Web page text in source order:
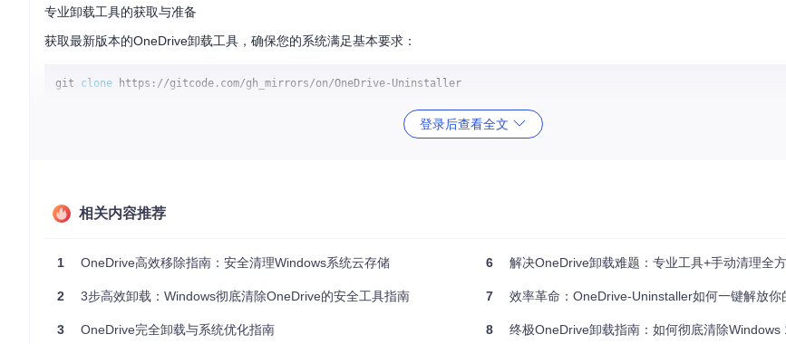
专业卸载工具的获取与准备
获取最新版本的OneDrive卸载工具，确保您的系统满足基本要求：
git clone
下载完成后，在项目文件夹中您将看到多个版本的批处理文件，建议选择最新版本OneDrive Uninstaller v1.4.bat
自动化卸载流程执行
以管理员身份运行
右键点击OneDrive Uninstaller v1.4.bat，选择"以管理员身份运行"。工具会自动检测权限状态，如未获得管理员权限将显
确认卸载操作
工具启动后将显示详细的警告信息，确认无误后按下'Y'键继续。卸载程序将执行以下操作：
登录后查看全文
相关内容推荐
1 OneDrive高效移除指南：安全清理Windows系统云存储
2 3步高效卸载：Windows彻底清除OneDrive的安全工具指南
3 OneDrive完全卸载与系统优化指南
6 解决OneDrive卸载难题：专业工具+手动清理全
7 效率革命：OneDrive-Uninstaller如何一键解放你
8 终极OneDrive卸载指南：如何彻底清除Windows 10中的